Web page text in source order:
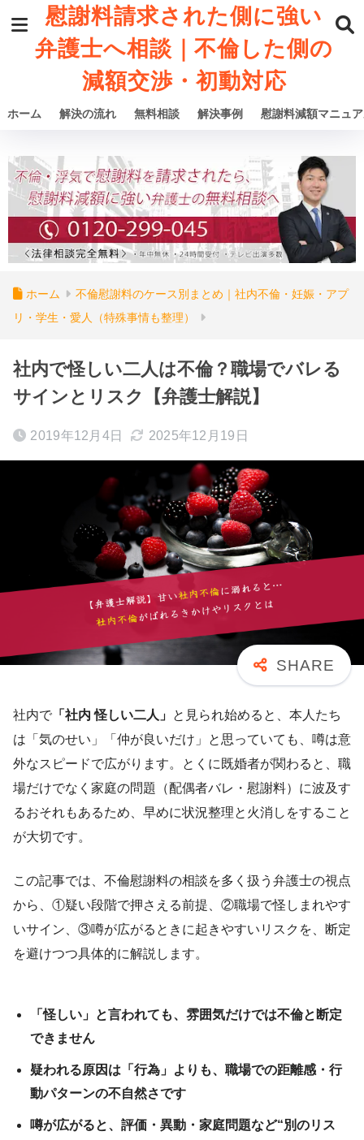
慰謝料請求された側に強い
弁護士へ相談｜不倫した側の
減額交渉・初動対応
ホーム 解決の流れ 無料相談 解決事例 慰謝料減額マニュ
ホーム
不倫慰謝料のケース別まとめ｜社内不倫・妊娠・アプ
リ・学生・愛人（特殊事情も整理）
社内で怪しい二人は不倫？職場でバレる
サインとリスク【弁護士解説】
2019年12月4日 2025年12月19日
社内で 「社内 怪しい二人」 と見られ始めると、本人たち
は「気のせい」「仲が良いだけ」と思っていても、噂は意
外なスピードで広がります。とくに既婚者が関わると、職
場だけでなく家庭の問題（配偶者バレ・慰謝料）に波及す
るおそれもあるため、早めに状況整理と火消しをすること
が大切です。
この記事では、不倫慰謝料の相談を多く扱う弁護士の視点
から、①疑い段階で押さえる前提、②職場で怪しまれやす
いサイン、③噂が広がるときに起きやすいリスクを、断定
を避けつつ具体的に解説します。
「怪しい」と言われても、雰囲気だけでは不倫と断定
できません
疑われる原因は「行為」よりも、職場での距離感・行
動パターンの不自然さです
噂が広がると、評価・異動・家庭問題など“別のリス